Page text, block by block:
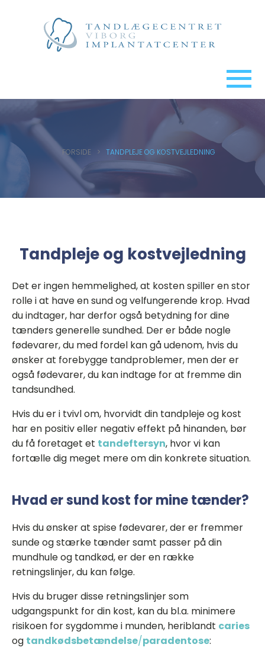
FORSIDE > TANDPLEJE OG KOSTVEJLEDNING
Tandpleje og kostvejledning
Det er ingen hemmelighed, at kosten spiller en stor
rolle i at have en sund og velfungerende krop. Hvad
du indtager, har derfor også betydning for dine
tænders generelle sundhed. Der er både nogle
fødevarer, du med fordel kan gå udenom, hvis du
ønsker at forebygge tandproblemer, men der er
også fødevarer, du kan indtage for at fremme din
tandsundhed.
Hvis du er i tvivl om, hvorvidt din tandpleje og kost
har en positiv eller negativ effekt på hinanden, bør
du få foretaget et tandeftersyn, hvor vi kan
fortælle dig meget mere om din konkrete situation.
Hvad er sund kost for mine tænder?
Hvis du ønsker at spise fødevarer, der er fremmer
sunde og stærke tænder samt passer på din
mundhule og tandkød, er der en række
retningslinjer, du kan følge.
Hvis du bruger disse retningslinjer som
udgangspunkt for din kost, kan du bl.a. minimere
risikoen for sygdomme i munden, heriblandt caries
og tandkødsbetændelse/paradentose: